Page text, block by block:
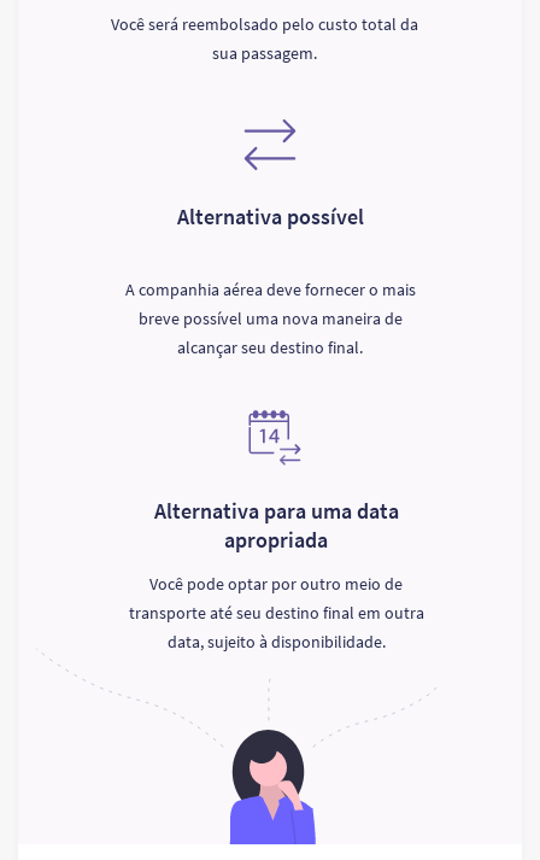
Você será reembolsado pelo custo total da
sua passagem.
Alternativa possível
A companhia aérea deve fornecer o mais
breve possível uma nova maneira de
alcançar seu destino final.
Alternativa para uma data
apropriada
Você pode optar por outro meio de
transporte até seu destino final em outra
data, sujeito à disponibilidade.